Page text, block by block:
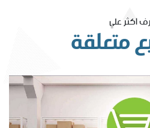
اكثر علي
متعلقة